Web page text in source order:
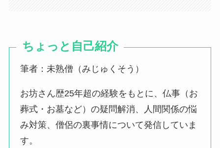
ちょっと自己紹介
筆者：未熟僧（みじゅくそう）
お坊さん歴25年超の経験をもとに、仏事（お
葬式・お墓など）の疑問解消、人間関係の悩
み対策、僧侶の裏事情について発信していま
す。